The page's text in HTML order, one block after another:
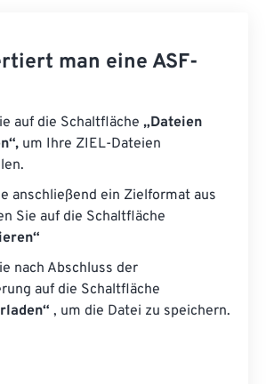
man eine ASF-
auf die Schaltfläche „Dateien
um Ihre ZIEL-Dateien
anschließend ein Zielformat aus
Sie auf die Schaltfläche
nach Abschluss der
auf die Schaltfläche
, um die Datei zu speichern.